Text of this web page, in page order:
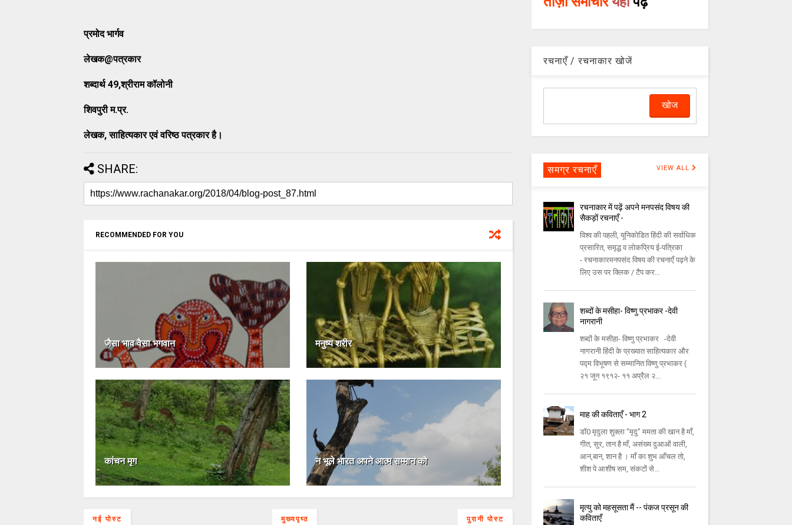
प्रमोद भार्गव
लेखक@पत्रकार
शब्दार्थ 49,श्रीराम कॉलोनी
शिवपुरी म.प्र.
लेखक, साहित्यकार एवं वरिष्ठ पत्रकार है।
SHARE:
RECOMMENDED FOR YOU
जैसा भाव वैसा भगवान मनुष्य शरीर
कांचन मृग न भूले भारत अपने आत्म सम्मान को
नई पोस्ट पुरानी पोस्ट
मुख्यपृष्ठ
रचनाएँ / रचनाकार खोजें
समग्र रचनाएँ VIEW ALL
रचनाकार में पढ़ें अपने मनपसंद विषय की
सैकड़ों रचनाएँ -
विश्व की पहली, यूनिकोडित हिंदी की सर्वाधिक
प्रसारित, समृद्ध व लोकप्रिय ई-पत्रिका
- रचनाकारमनपसंद विषय की रचनाएँ पढ़ने के
लिए उस पर क्लिक / टैप कर...
शब्दों के मसीहा- विष्णु प्रभाकर -देवी
नागरानी
शब्दों के मसीहा- विष्णु प्रभाकर -देवी
नागरानी हिंदी के प्रख्यात साहित्यकार और
पद्म विभूषण से सम्मानित विष्णु प्रभाकर (
२१ जून १९१२- ११ अप्रैल २...
माह की कविताएँ - भाग 2
डॉ0 मृदुला शुक्ला "मृदु" ममता की खान है माँ,
गीत, सुर, तान है माँ, असंख्य दुआओं वाली,
आन,बान, शान है । माँ का शुभ आँचल तो,
शीश पे आशीष सम, संकटों से...
मृत्यु को महसूसता मैं -- पंकज प्रसून की
कविताएँ